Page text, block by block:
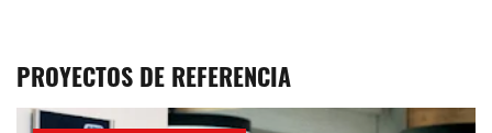
PROYECTOS DE REFERENCIA